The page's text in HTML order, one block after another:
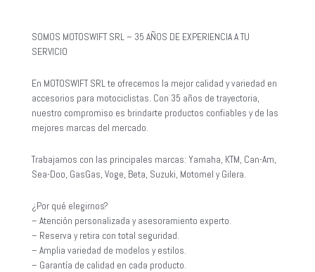
SOMOS MOTOSWIFT SRL – 35 AÑOS DE EXPERIENCIA A TU
SERVICIO
En MOTOSWIFT SRL te ofrecemos la mejor calidad y variedad en
accesorios para motociclistas. Con 35 años de trayectoria,
nuestro compromiso es brindarte productos confiables y de las
mejores marcas del mercado.
Trabajamos con las principales marcas: Yamaha, KTM, Can-Am,
Sea-Doo, GasGas, Voge, Beta, Suzuki, Motomel y Gilera.
¿Por qué elegirnos?
– Atención personalizada y asesoramiento experto.
– Reserva y retira con total seguridad.
– Amplia variedad de modelos y estilos.
– Garantía de calidad en cada producto.